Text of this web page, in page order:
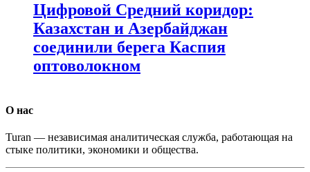
Цифровой Средний коридор:
Казахстан и Азербайджан
соединили берега Каспия
оптоволокном
О нас
Turan — независимая аналитическая служба, работающая на
стыке политики, экономики и общества.